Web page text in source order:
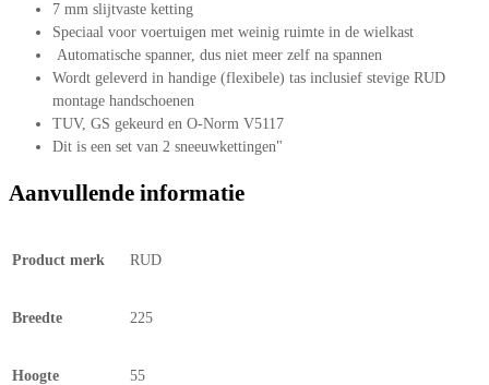
7 mm slijtvaste ketting
Speciaal voor voertuigen met weinig ruimte in de wielkast
Automatische spanner, dus niet meer zelf na spannen
Wordt geleverd in handige (flexibele) tas inclusief stevige RUD
montage handschoenen
TUV, GS gekeurd en O-Norm V5117
Dit is een set van 2 sneeuwkettingen"
Aanvullende informatie
Product merk RUD
Breedte 225
Hoogte 55